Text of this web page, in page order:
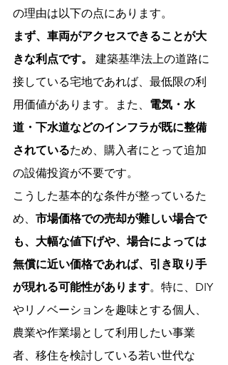
の理由は以下の点にあります。
まず、車両がアクセスできることが大
きな利点です。
建築基準法上の道路に
接している宅地であれば、最低限の利
用価値があります。また、 電気・水
道・下水道などのインフラが既に整備
されているため、購入者にとって追加
の設備投資が不要です。
こうした基本的な条件が整っているた
め、 市場価格での売却が難しい場合で
も、大幅な値下げや、場合によっては
無償に近い価格であれば、引き取り手
が現れる可能性があります。特に、DIY
やリノベーションを趣味とする個人、
農業や作業場として利用したい事業
者、移住を検討している若い世代な